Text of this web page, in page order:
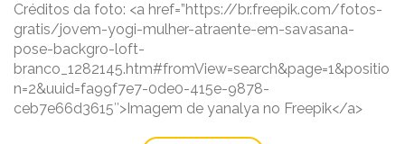
Créditos da foto: <a href=”https://br.freepik.com/fotos-
gratis/jovem-yogi-mulher-atraente-em-savasana-
pose-backgro-loft-
branco_1282145.htm#fromView=search&page=1&positio
n=2&uuid=fa99f7e7-0de0-415e-9878-
ceb7e66d3615″>Imagem de yanalya no Freepik</a>